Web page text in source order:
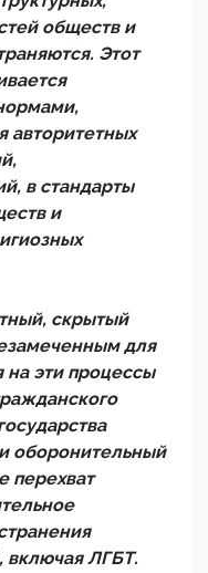
обществ и
Этот
авторитетных
в стандарты
и
скрытый
для
на эти процессы
оборонительный
перехват
включая ЛГБТ.